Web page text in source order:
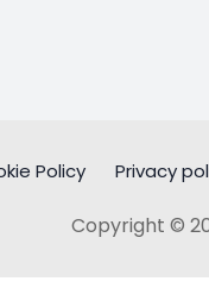
Policy Privacy
Copyright ©